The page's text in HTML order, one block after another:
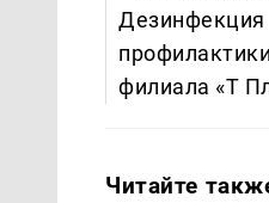
филиала «Т
Читайте